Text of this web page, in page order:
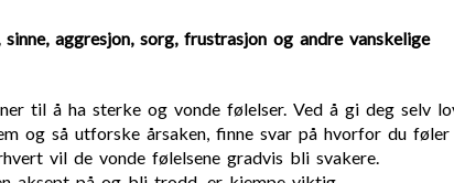
aggresjon, sorg, frustrasjon og andre vanskelige
til å ha sterke og vonde følelser. Ved å gi deg selv
og så utforske årsaken, finne svar på hvorfor du føler
vil de vonde følelsene gradvis bli svakere.